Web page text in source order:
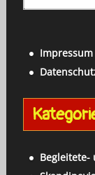
e
n
a
h
Impressum
Begleitete-